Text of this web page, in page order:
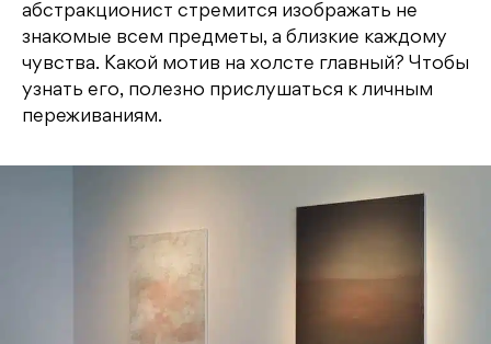
абстракционист стремится изображать не
знакомые всем предметы, а близкие каждому
чувства. Какой мотив на холсте главный? Чтобы
узнать его, полезно прислушаться к личным
переживаниям.